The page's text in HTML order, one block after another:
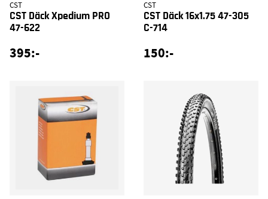
CST
CST Däck Xpedium PRO
47-622
395:-
CST
CST Däck 16x1.75 47-305
C-714
150:-